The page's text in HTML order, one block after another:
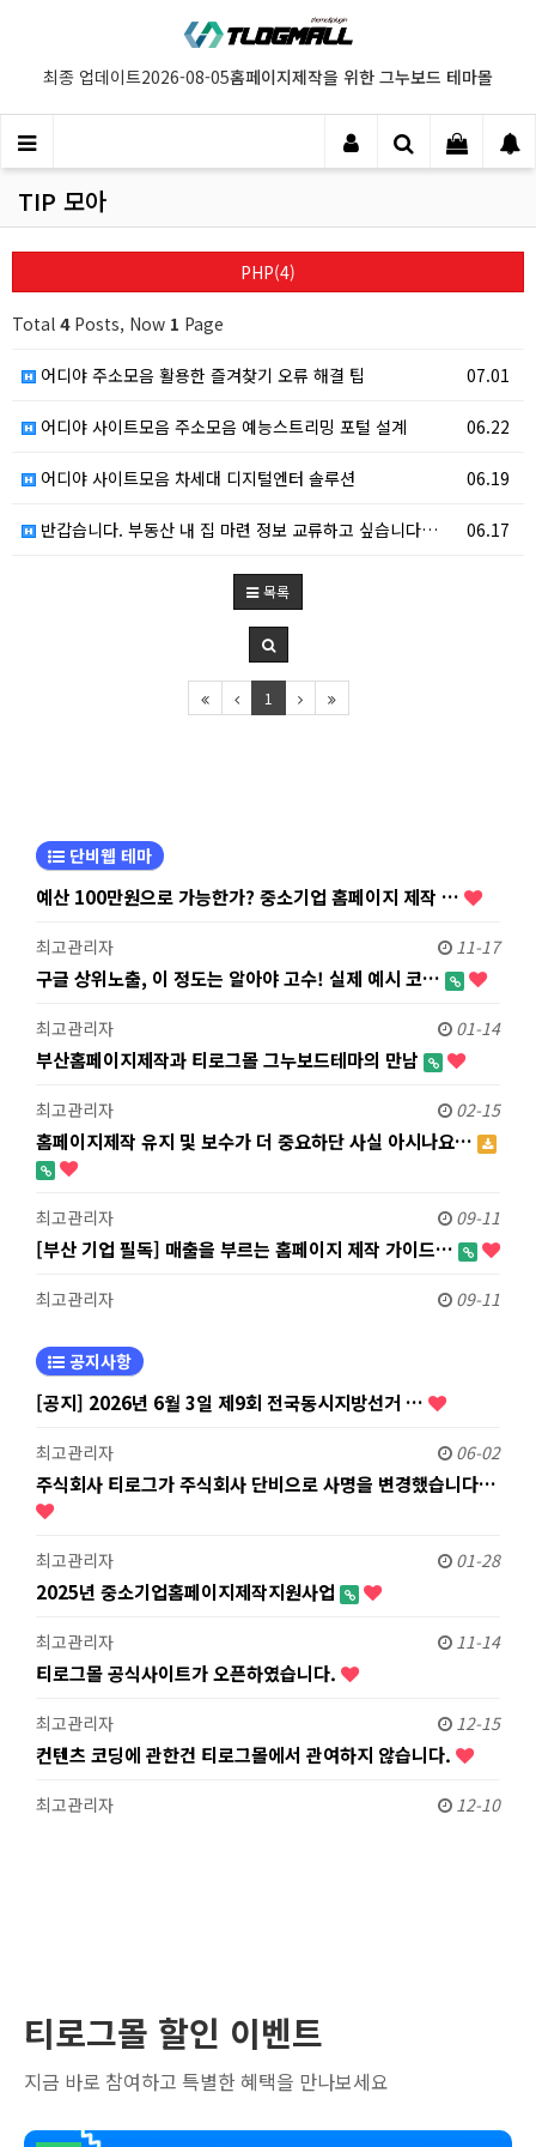
최종 업데이트2026-08-05홈페이지제작을 위한 그누보드 테마몰
TIP 모아
PHP(4)
Total 4Posts, Now 1 Page
07.01
어디야 주소모음 활용한 즐겨찾기 오류 해결 팁
06.22
어디야 사이트모음 주소모음 예능스트리밍 포털 설계
06.19
어디야 사이트모음 차세대 디지털엔터 솔루션
06.17
반갑습니다. 부동산 내 집 마련 정보 교류하고 싶습니다…
목록
1
단비웹 테마
예산 100만원으로 가능한가? 중소기업 홈페이지 제작 …
최고관리자 11-17
구글 상위노출, 이 정도는 알아야 고수! 실제 예시 코…
최고관리자 01-14
부산홈페이지제작과 티로그몰 그누보드테마의 만남
최고관리자 02-15
홈페이지제작 유지 및 보수가 더 중요하단 사실 아시나요…
최고관리자 09-11
[부산 기업 필독] 매출을 부르는 홈페이지 제작 가이드…
최고관리자 09-11
공지사항
[공지] 2026년 6월 3일 제9회 전국동시지방선거 …
최고관리자 06-02
주식회사 티로그가 주식회사 단비으로 사명을 변경했습니다…
최고관리자 01-28
2025년 중소기업홈페이지제작지원사업
최고관리자 11-14
티로그몰 공식사이트가 오픈하였습니다.
최고관리자 12-15
컨텐츠 코딩에 관한건 티로그몰에서 관여하지 않습니다.
최고관리자 12-10
티로그몰 할인 이벤트
지금 바로 참여하고 특별한 혜택을 만나보세요